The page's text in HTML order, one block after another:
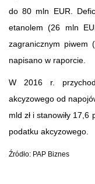
do 80 mln EUR.
etanolem (26 mln
zagranicznym
napisano w raporcie.
W 2016 r.
akcyzowego od
mld zł i stanowiły
podatku akcyzowego.
Źródło: PAP Biznes